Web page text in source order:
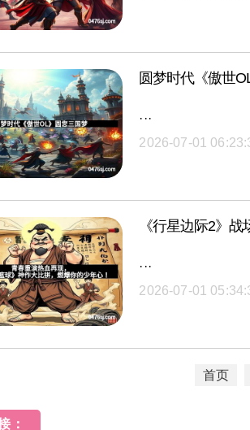
圆梦时代《傲世
···
2026-07-01
《行星边际2》
···
2026-07-01
首页
：